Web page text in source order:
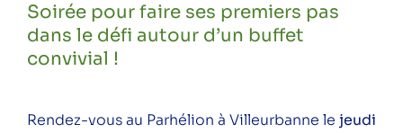
habitants – étape 3
Catégories
Soirée pour faire ses premiers pas
dans le défi autour d’un buffet
convivial !
Rendez-vous au Parhélion à Villeurbanne le jeudi